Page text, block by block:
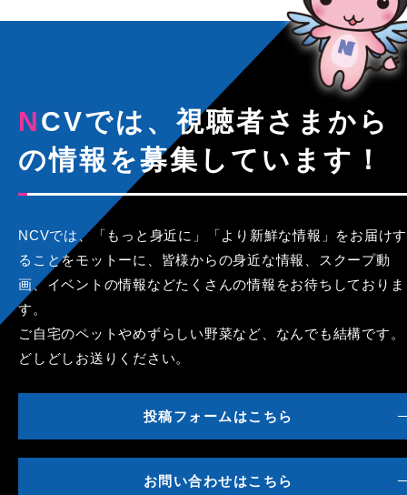
NCVでは、視聴者さまから
の情報を募集しています！
NCVでは、「もっと身近に」「より新鮮な情報」をお届けす
ることをモットーに、皆様からの身近な情報、スクープ動
画、イベントの情報などたくさんの情報をお待ちしておりま
す。
ご自宅のペットやめずらしい野菜など、なんでも結構です。
どしどしお送りください。
投稿フォームはこちら
お問い合わせはこちら